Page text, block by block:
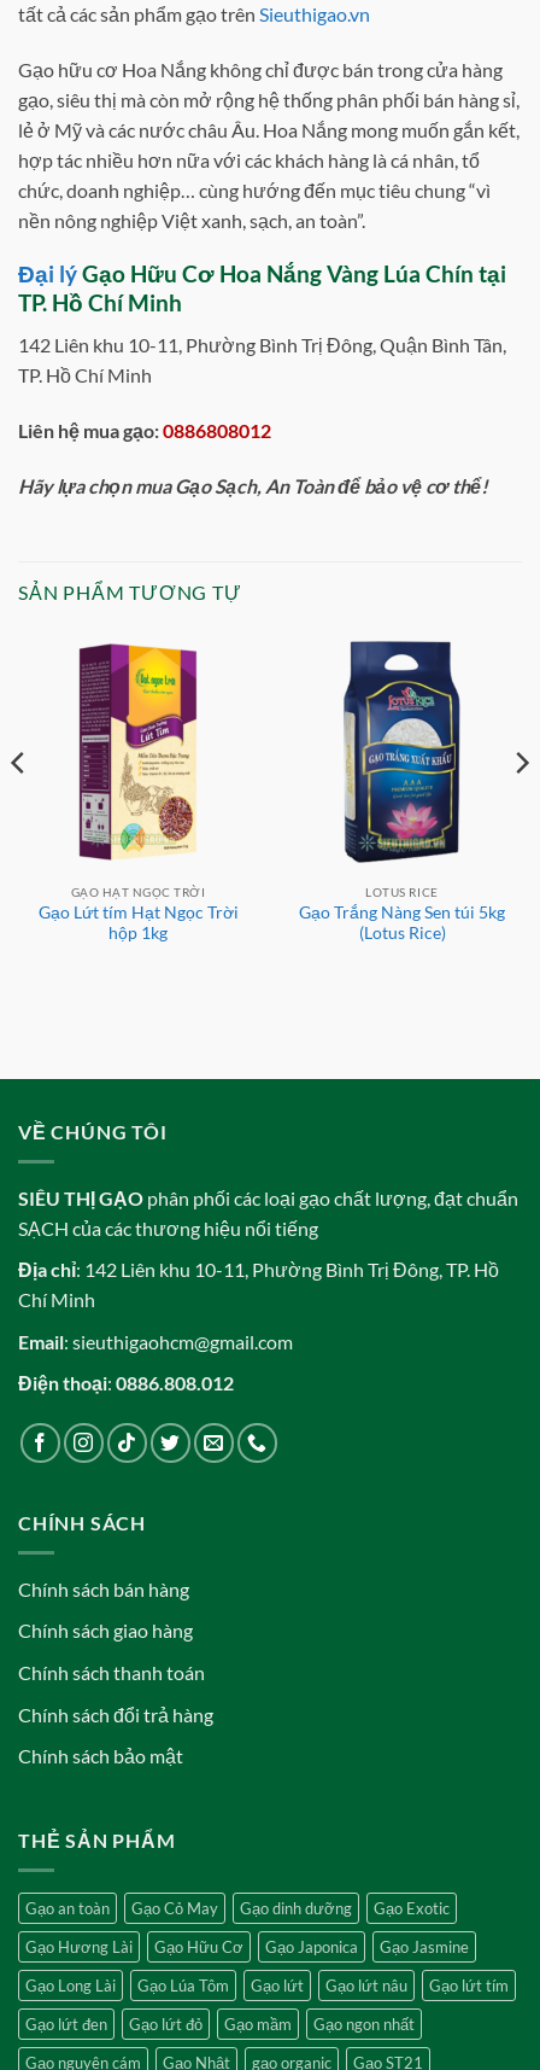
tất cả các sản phẩm gạo trên Sieuthigao.vn
Gạo hữu cơ Hoa Nắng không chỉ được bán trong cửa hàng
gạo, siêu thị mà còn mở rộng hệ thống phân phối bán hàng sỉ,
lẻ ở Mỹ và các nước châu Âu. Hoa Nắng mong muốn gắn kết,
hợp tác nhiều hơn nữa với các khách hàng là cá nhân, tổ
chức, doanh nghiệp… cùng hướng đến mục tiêu chung “vì
nền nông nghiệp Việt xanh, sạch, an toàn”.
Đại lýGạo Hữu Cơ Hoa Nắng Vàng Lúa Chín tại
TP. Hồ Chí Minh
142 Liên khu 10-11, Phường Bình Trị Đông, Quận Bình Tân,
TP. Hồ Chí Minh
Liên hệ mua gạo:0886808012
Hãy lựa chọn mua Gạo Sạch, An Toàn để bảo vệ cơ thể!
SẢN PHẨM TƯƠNG TỰ
GẠO HẠT NGỌC TRỜI
Gạo Lứt tím Hạt Ngọc Trời
hộp 1kg
LOTUS RICE
Gạo Trắng Nàng Sen túi 5kg
(Lotus Rice)
VỀ CHÚNG TÔI
SIÊU THỊ GẠO phân phối các loại gạo chất lượng, đạt chuẩn
SẠCH của các thương hiệu nổi tiếng
Địa chỉ: 142 Liên khu 10-11, Phường Bình Trị Đông, TP. Hồ
Chí Minh
Email: sieuthigaohcm@gmail.com
Điện thoại: 0886.808.012
CHÍNH SÁCH
Chính sách bán hàng
Chính sách giao hàng
Chính sách thanh toán
Chính sách đổi trả hàng
Chính sách bảo mật
THẺ SẢN PHẨM
Gạo an toàn Gạo Cỏ May Gạo dinh dưỡng
Gạo Exotic
Gạo Hương Lài
Gạo Hữu Cơ Gạo Japonica
Gạo Jasmine
Gạo Long Lài
Gạo Lúa Tôm Gạo lứt Gạo lứt nâu
Gạo lứt tím
Gạo lứt đen
Gạo lứt đỏ Gạo mầm
Gạo ngon nhất
Gạo nguyên cám
Gạo Nhật gạo organic Gạo ST21